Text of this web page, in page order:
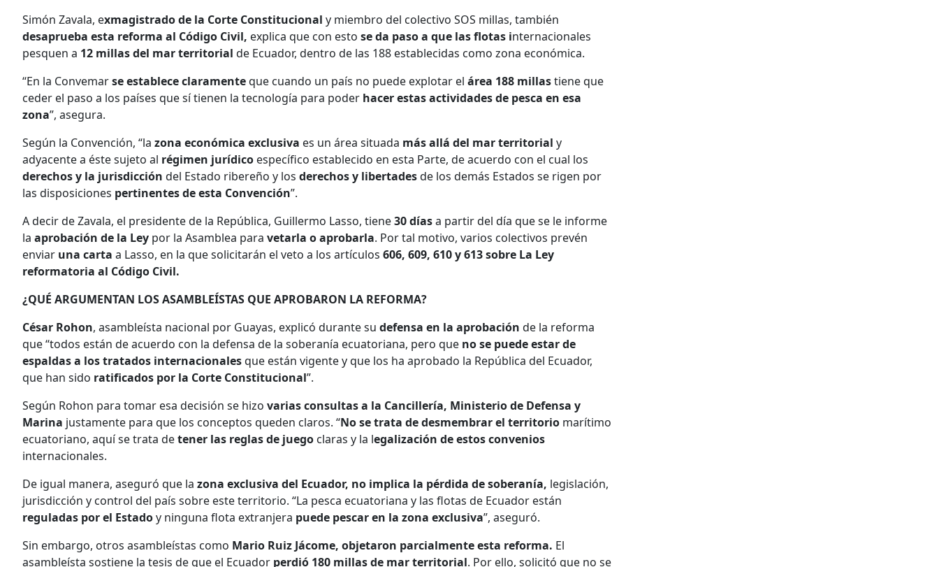
Simón Zavala, exmagistrado de la Corte Constitucional y miembro del colectivo SOS millas, también
desaprueba esta reforma al Código Civil, explica que con esto se da paso a que las flotas internacionales
pesquen a 12 millas del mar territorial de Ecuador, dentro de las 188 establecidas como zona económica.
“En la Convemarse establece claramenteque cuando un país no puede explotar el área 188 millastiene que
ceder el paso a los países que sí tienen la tecnología para poder hacer estas actividades de pesca en esa
zona”, asegura.
Según la Convención, “la zona económica exclusiva es un área situada más allá del mar territorial y
adyacente a éste sujeto al régimen jurídico específico establecido en esta Parte, de acuerdo con el cual los
derechos y la jurisdicción del Estado ribereño y los derechos y libertadesde los demás Estados se rigen por
las disposiciones pertinentes de esta Convención”.
A decir de Zavala, el presidente de la República, Guillermo Lasso, tiene30 díasa partir del día que se le informe
la aprobación de la Ley por la Asamblea para vetarla o aprobarla. Por tal motivo, varios colectivos prevén
enviar una carta a Lasso, en la que solicitarán el veto a los artículos 606, 609, 610 y 613 sobre La Ley
reformatoria al Código Civil.
¿QUÉ ARGUMENTAN LOS ASAMBLEÍSTAS QUE APROBARON LA REFORMA?
César Rohon, asambleísta nacional por Guayas, explicó durante su defensa en la aprobación de la reforma
que “todos están de acuerdo con la defensa de la soberanía ecuatoriana, pero que no se puede estar de
espaldas a los tratados internacionalesque están vigente y que los ha aprobado la República del Ecuador,
que han sido ratificados por la Corte Constitucional”.
Según Rohon para tomar esa decisión se hizo varias consultas a la Cancillería, Ministerio de Defensa y
Marina justamente para que los conceptos queden claros. “No se trata de desmembrar el territorio marítimo
ecuatoriano, aquí se trata detener las reglas de juego claras y la legalización de estos convenios
internacionales.
De igual manera, aseguró que la zona exclusiva del Ecuador, no implica la pérdida de soberanía, legislación,
jurisdicción y control del país sobre este territorio. “La pesca ecuatoriana y las flotas de Ecuador están
reguladas por el Estadoy ninguna flota extranjera puede pescar en la zona exclusiva”, aseguró.
Sin embargo, otros asambleístas como Mario Ruiz Jácome, objetaron parcialmente esta reforma. El
asambleísta sostiene la tesis de que el Ecuador perdió 180 millas de mar territorial. Por ello, solicitó que no se